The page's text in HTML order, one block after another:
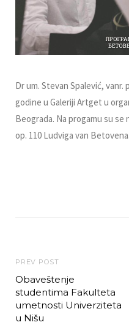
Dr um. Stevan Spalević, vanr.
godine u Galeriji Artget u
Beograda. Na progamu su se
op. 110 Ludviga van Betovena.
PREV POST
Obaveštenje
studentima Fakulteta
umetnosti Univerziteta
u Nišu